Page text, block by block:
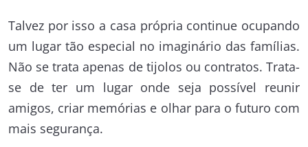
Talvez por isso a casa própria continue ocupando
um lugar tão especial no imaginário das famílias.
Não se trata apenas de tijolos ou contratos. Trata-
se de ter um lugar onde seja possível reunir
amigos, criar memórias e olhar para o futuro com
mais segurança.